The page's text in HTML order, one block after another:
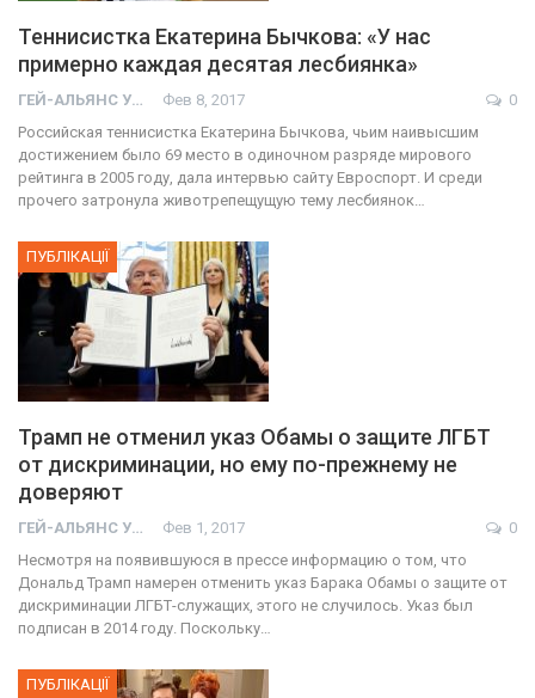
Теннисистка Екатерина Бычкова: «У нас
примерно каждая десятая лесбиянка»
ГЕЙ-АЛЬЯНС УКРАИНА Фев 8, 2017
0
Российская теннисистка Екатерина Бычкова, чьим наивысшим
достижением было 69 место в одиночном разряде мирового
рейтинга в 2005 году, дала интервью сайту Евроспорт. И среди
прочего затронула животрепещущую тему лесбиянок…
ПУБЛІКАЦІЇ
Трамп не отменил указ Обамы о защите ЛГБТ
от дискриминации, но ему по-прежнему не
доверяют
ГЕЙ-АЛЬЯНС УКРАИНА Фев 1, 2017
0
Несмотря на появившуюся в прессе информацию о том, что
Дональд Трамп намерен отменить указ Барака Обамы о защите от
дискриминации ЛГБТ-служащих, этого не случилось. Указ был
подписан в 2014 году. Поскольку…
ПУБЛІКАЦІЇ